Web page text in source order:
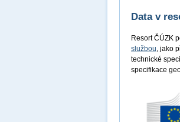
Data v
Resort ČÚZK
službou, jako
technické
specifikace